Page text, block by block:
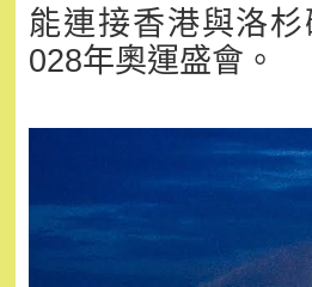
能連接香港與洛
028年奧運盛會。